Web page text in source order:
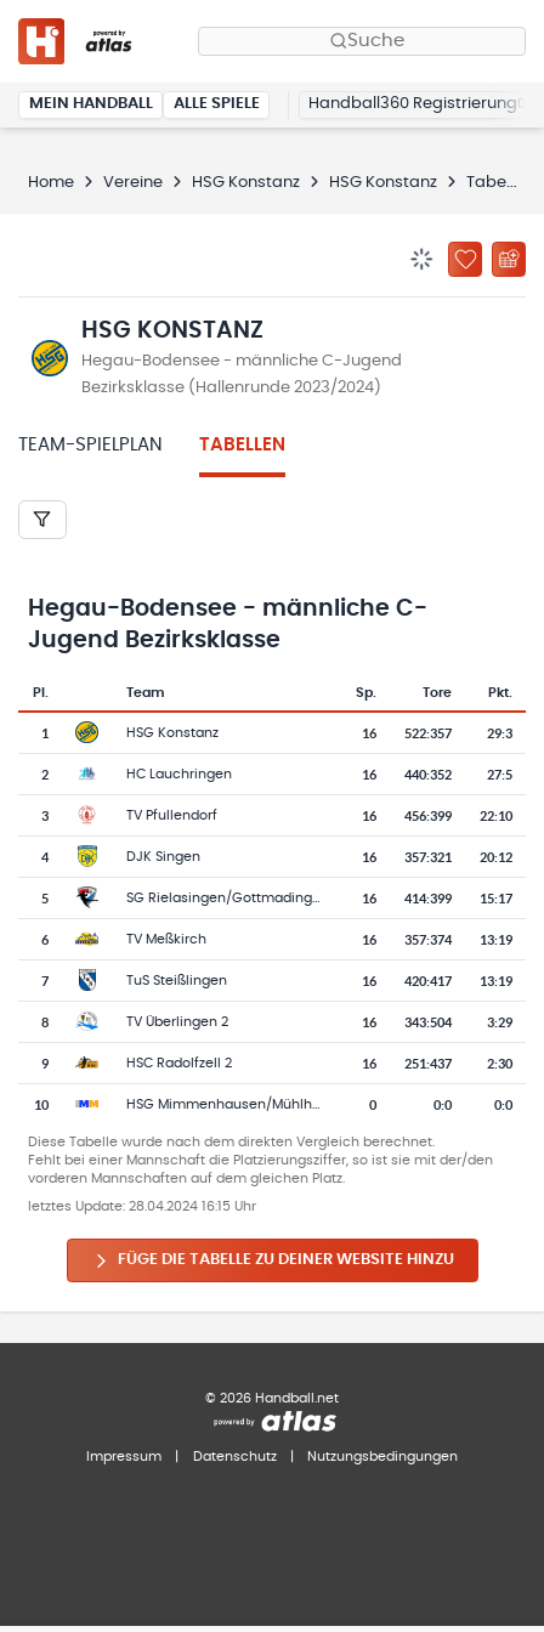
Suche
MEIN HANDBALL ALLE SPIELE Handball360 Registrierung
Home Vereine HSG Konstanz HSG Konstanz Tabellen
ZU
HSG KONSTANZ
Hegau-Bodensee - männliche C-Jugend
Bezirksklasse (Hallenrunde 2023/2024)
TEAM-SPIELPLAN TABELLEN
Hegau-Bodensee - männliche C-
Jugend Bezirksklasse
Tabelle mit Vereinsplatzierungen, Spielen, Toren und Punkten
Pl.
Team-Logo
Team Sp. Tore Pkt.
1 HSG Konstanz 16 522:357 29:3
2 HC Lauchringen 16 440:352 27:5
3 TV Pfullendorf 16 456:399 22:10
4 DJK Singen 16 357:321 20:12
5 16 414:399 15:17
6 TV Meßkirch 16 357:374 13:19
7 TuS Steißlingen 16 420:417 13:19
8 TV Überlingen 2 16 343:504 3:29
9 HSC Radolfzell 2 16 251:437 2:30
10 0 0:0 0:0
Diese Tabelle wurde nach dem direkten Vergleich berechnet.
Fehlt bei einer Mannschaft die Platzierungsziffer, so ist sie mit der/den
vorderen Mannschaften auf dem gleichen Platz.
letztes Update: 28.04.2024 16:15 Uhr
FÜGE DIE TABELLE ZU DEINER WEBSITE HINZU
© 2026 Handball.net
Impressum Datenschutz Nutzungsbedingungen